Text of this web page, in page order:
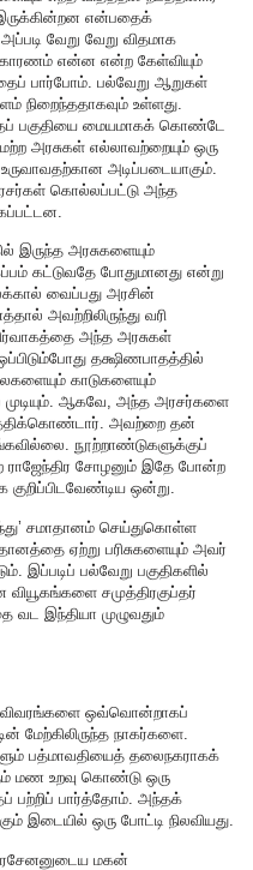
இருக்கின்றன என்பதைக்
வேறு வேறு விதமாக
காரணம் என்ன என்ற கேள்வியும்
பார்போம். பல்வேறு ஆறுகள்
நிறைந்ததாகவும் உள்ளது.
பகுதியை மையமாகக் கொண்டே
அரசுகள் எல்லாவற்றையும் ஒரு
அடிப்படையாகும்.
கொல்லப்பட்டு அந்த
இருந்த அரசுகளையும்
கட்டுவதே போதுமானது என்று
வைப்பது அரசின்
அவற்றிலிருந்து வரி
அந்த அரசுகள்
தக்ஷிணபாதத்தில்
காடுகளையும்
ஆகவே, அந்த அரசர்களை
அவற்றை தன்
நூற்றாண்டுகளுக்குப்
ராஜேந்திர சோழனும் இதே போன்ற
குறிப்பிடவேண்டிய ஒன்று.
சமாதானம் செய்துகொள்ள
ஏற்று பரிசுகளையும் அவர்
பல்வேறு பகுதிகளில்
வியூகங்களை சமுத்திரகுப்தர்
இந்தியா முழுவதும்
விவரங்களை ஒவ்வொன்றாகப்
மேற்கிலிருந்த நாகர்களை.
பத்மாவதியைத் தலைநகராகக்
மண உறவு கொண்டு ஒரு
பற்றிப் பார்த்தோம். அந்தக்
இடையில் ஒரு போட்டி நிலவியது.
மகன்